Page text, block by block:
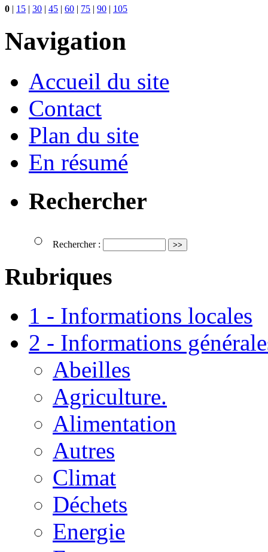
0 | 15 | 30 | 45 | 60 | 75 | 90 | 105
Navigation
Accueil du site
Contact
Plan du site
En résumé
Rechercher
Rechercher :
Rubriques
1 - Informations locales
2 - Informations
Abeilles
Agriculture.
Alimentation
Autres
Climat
Déchets
Energie